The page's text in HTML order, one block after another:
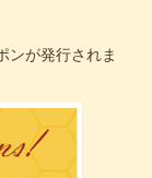
ンが発行されま